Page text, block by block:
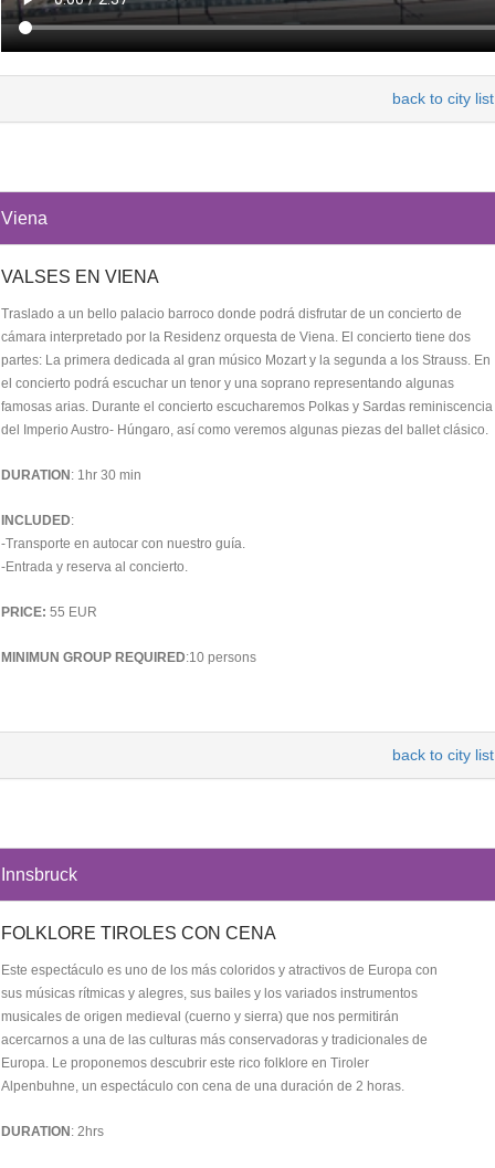
back to city list
Viena
VALSES EN VIENA
Traslado a un bello palacio barroco donde podrá disfrutar de un concierto de
cámara interpretado por la Residenz orquesta de Viena. El concierto tiene dos
partes: La primera dedicada al gran músico Mozart y la segunda a los Strauss. En
el concierto podrá escuchar un tenor y una soprano representando algunas
famosas arias. Durante el concierto escucharemos Polkas y Sardas reminiscencia
del Imperio Austro- Húngaro, así como veremos algunas piezas del ballet clásico.
DURATION : 1hr 30 min
INCLUDED:
-Transporte en autocar con nuestro guía.
-Entrada y reserva al concierto.
PRICE: 55 EUR
MINIMUN GROUP REQUIRED:10 persons
back to city list
Innsbruck
FOLKLORE TIROLES CON CENA
Este espectáculo es uno de los más coloridos y atractivos de Europa con
sus músicas rítmicas y alegres, sus bailes y los variados instrumentos
musicales de origen medieval (cuerno y sierra) que nos permitirán
acercarnos a una de las culturas más conservadoras y tradicionales de
Europa. Le proponemos descubrir este rico folklore en Tiroler
Alpenbuhne, un espectáculo con cena de una duración de 2 horas.
DURATION : 2hrs